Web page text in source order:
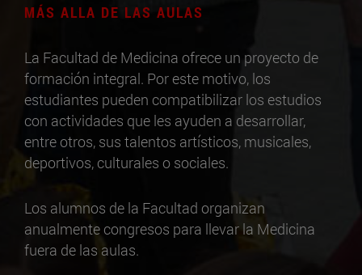
MÁS ALLA DE LAS AULAS
La Facultad de Medicina ofrece un proyecto de
formación integral. Por este motivo, los
estudiantes pueden compatibilizar los estudios
con actividades que les ayuden a desarrollar,
entre otros, sus talentos artísticos, musicales,
deportivos, culturales o sociales.
Los alumnos de la Facultad organizan
anualmente congresos para llevar la Medicina
fuera de las aulas.